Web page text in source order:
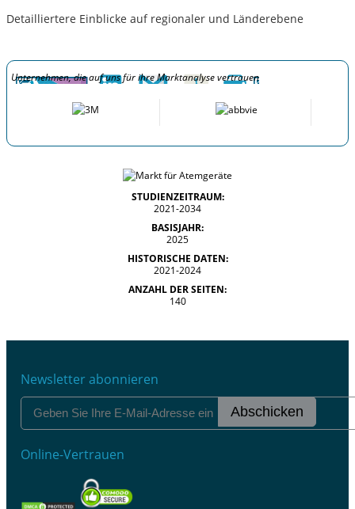
Detailliertere Einblicke auf regionaler und Länderebene
Unternehmen, die auf uns für ihre Marktanalyse vertrauen
STUDIENZEITRAUM:
2021-2034
BASISJAHR:
2025
HISTORISCHE DATEN:
2021-2024
ANZAHL DER SEITEN:
140
Newsletter abonnieren
Abschicken
Online-Vertrauen